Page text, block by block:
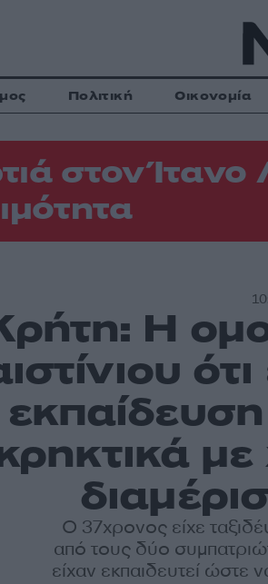
Πολιτική Οικονομία
στον Ίτανο
Η
Ο 37χρονος είχε
από τους δύο
είχαν εκπαιδευτεί ώστε